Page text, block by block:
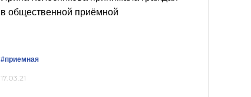
в общественной приёмной
#приемная
17.03.21